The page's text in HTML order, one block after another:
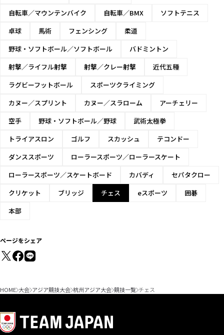
自転車／マウンテンバイク
自転車／BMX
ソフトテニス
卓球
馬術 フェンシング
柔道
野球・ソフトボール／ソフトボール
バドミントン
射撃／ライフル射撃
射撃／クレー射撃
近代五種
ラグビーフットボール
スポーツクライミング
カヌー／スプリント
カヌー／スラローム
アーチェリー
空手
野球・ソフトボール／野球
武術太極拳
トライアスロン
ゴルフ スカッシュ
テコンドー
ダンススポーツ
ローラースポーツ／ローラースケート
ローラースポーツ／スケートボード
カバディ
セパタクロー
クリケット
ブリッジ チェス eスポーツ
囲碁
本部
ページをシェア
HOME 大会 アジア競技大会 杭州アジア大会 競技一覧 チェス